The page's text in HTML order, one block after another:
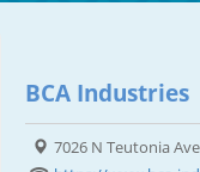
BCA Industries
7026 N Teutonia